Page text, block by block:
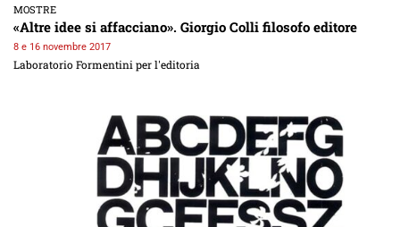
MOSTRE
«Altre idee si affacciano». Giorgio Colli filosofo editore
8 e 16 novembre 2017
Laboratorio Formentini per l'editoria